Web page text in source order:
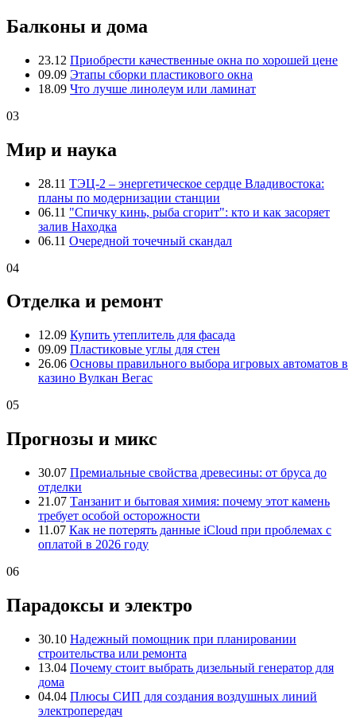
Балконы и дома
23.12 Приобрести качественные окна по хорошей цене
09.09 Этапы сборки пластикового окна
18.09 Что лучше линолеум или ламинат
03
Мир и наука
28.11 ТЭЦ-2 – энергетическое сердце Владивостока:
планы по модернизации станции
06.11 "Спичку кинь, рыба сгорит": кто и как засоряет
залив Находка
06.11 Очередной точечный скандал
04
Отделка и ремонт
12.09 Купить утеплитель для фасада
09.09 Пластиковые углы для стен
26.06 Основы правильного выбора игровых автоматов в
казино Вулкан Вегас
05
Прогнозы и микс
30.07 Премиальные свойства древесины: от бруса до
отделки
21.07 Танзанит и бытовая химия: почему этот камень
требует особой осторожности
11.07 Как не потерять данные iCloud при проблемах с
оплатой в 2026 году
06
Парадоксы и электро
30.10 Надежный помощник при планировании
строительства или ремонта
13.04 Почему стоит выбрать дизельный генератор для
дома
04.04 Плюсы СИП для создания воздушных линий
электропередач